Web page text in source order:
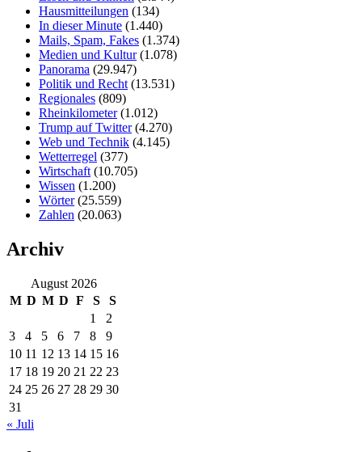
Hausmitteilungen (134)
In dieser Minute (1.440)
Mails, Spam, Fakes (1.374)
Medien und Kultur(1.078)
Panorama (29.947)
Politik und Recht (13.531)
Regionales (809)
Rheinkilometer(1.012)
Trump auf Twitter(4.270)
Web und Technik (4.145)
Wetterregel (377)
Wirtschaft (10.705)
Wissen (1.200)
Wörter(25.559)
Zahlen (20.063)
Archiv
August 2026
M D M D F S
S
1
2
3
4 5 6 7 8
9
10 11 12 13 14 15 16
17 18 19 20 21 22 23
24 25 26 27 28 29 30
31
« Juli